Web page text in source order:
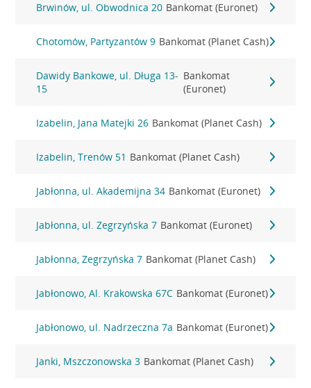
Brwinów, ul. Obwodnica 20 Bankomat (Euronet)
Chotomów, Partyzantów 9 Bankomat (Planet Cash)
Dawidy Bankowe, ul. Długa 13-
15
Bankomat
(Euronet)
Izabelin, Jana Matejki 26 Bankomat (Planet Cash)
Izabelin, Trenów 51 Bankomat (Planet Cash)
Jabłonna, ul. Akademijna 34 Bankomat (Euronet)
Jabłonna, ul. Zegrzyńska 7 Bankomat (Euronet)
Jabłonna, Zegrzyńska 7 Bankomat (Planet Cash)
Jabłonowo, Al. Krakowska 67C Bankomat (Euronet)
Jabłonowo, ul. Nadrzeczna 7a Bankomat (Euronet)
Janki, Mszczonowska 3 Bankomat (Planet Cash)